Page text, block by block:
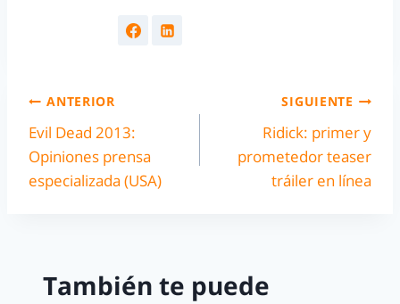
ANTERIOR
Evil Dead 2013:
Opiniones prensa
especializada (USA)
SIGUIENTE
Ridick: primer y
prometedor teaser
tráiler en línea
También te puede